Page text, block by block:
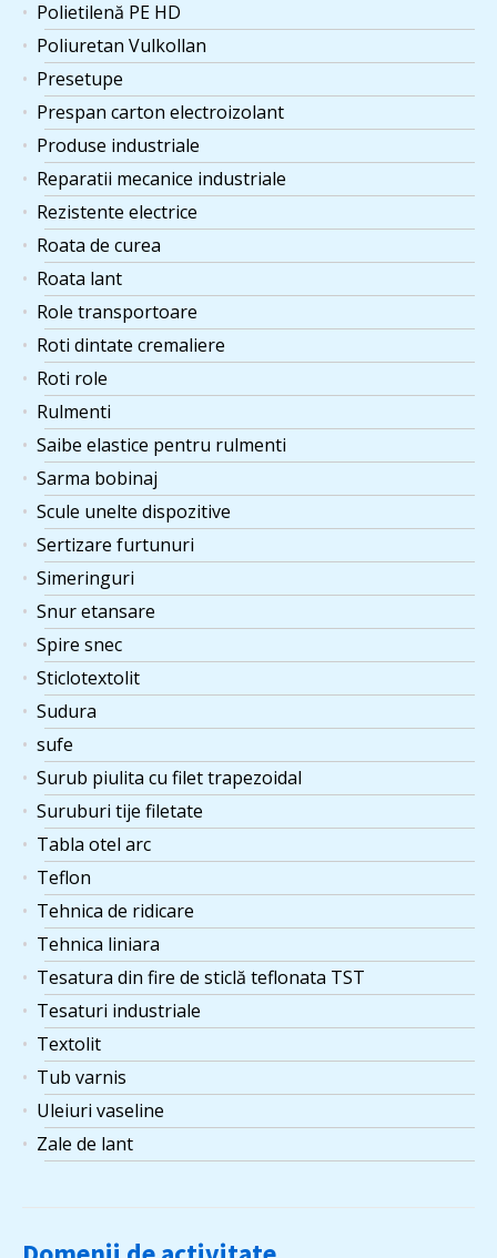
Polietilenă PE HD
Poliuretan Vulkollan
Presetupe
Prespan carton electroizolant
Produse industriale
Reparatii mecanice industriale
Rezistente electrice
Roata de curea
Roata lant
Role transportoare
Roti dintate cremaliere
Roti role
Rulmenti
Saibe elastice pentru rulmenti
Sarma bobinaj
Scule unelte dispozitive
Sertizare furtunuri
Simeringuri
Snur etansare
Spire snec
Sticlotextolit
Sudura
sufe
Surub piulita cu filet trapezoidal
Suruburi tije filetate
Tabla otel arc
Teflon
Tehnica de ridicare
Tehnica liniara
Tesatura din fire de sticlă teflonata TST
Tesaturi industriale
Textolit
Tub varnis
Uleiuri vaseline
Zale de lant